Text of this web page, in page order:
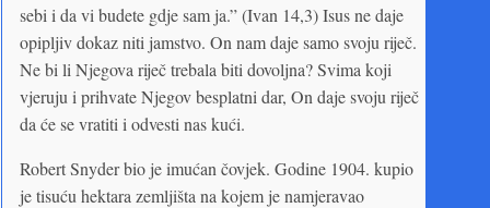
sebi i da vi budete gdje sam ja.” (Ivan 14,3) Isus ne daje
opipljiv dokaz niti jamstvo. On nam daje samo svoju riječ.
Ne bi li Njegova riječ trebala biti dovoljna? Svima koji
vjeruju i prihvate Njegov besplatni dar, On daje svoju riječ
da će se vratiti i odvesti nas kući.
Robert Snyder bio je imućan čovjek. Godine 1904. kupio
je tisuću hektara zemljišta na kojem je namjeravao